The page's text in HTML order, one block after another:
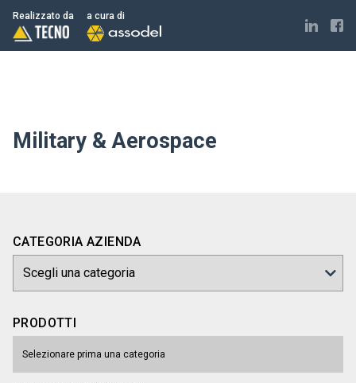
Realizzato da a cura di
Military & Aerospace
CATEGORIA AZIENDA
PRODOTTI
Selezionare prima una categoria